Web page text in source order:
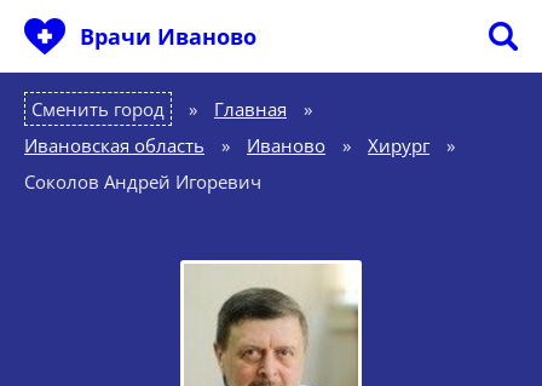
Врачи Иваново
Сменить город Главная
»
Ивановская область
» Иваново » Хирург
»
Соколов Андрей Игоревич